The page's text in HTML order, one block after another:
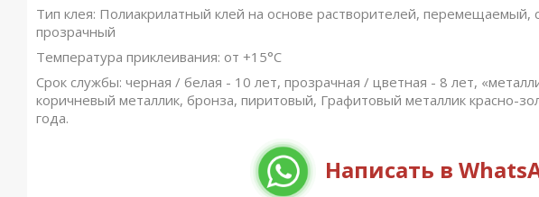
Тип клея: Полиакрилатный клей на основе растворителей, перемещаемый,
прозрачный
Температура приклеивания: от +15°C
Срок службы: черная / белая - 10 лет, прозрачная / цветная - 8 лет,
коричневый металлик, бронза, пиритовый, Графитовый металлик красно-
года.
Написать в